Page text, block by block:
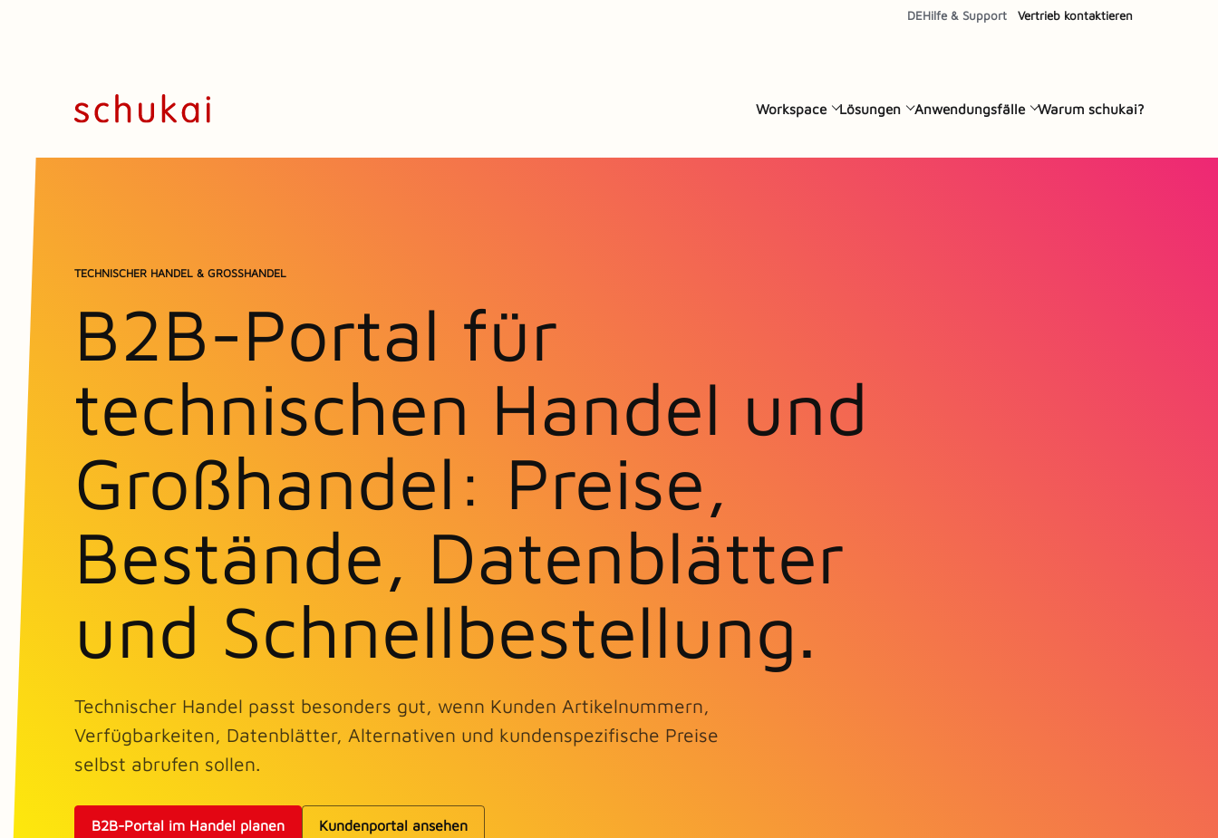
DEHilfe & Support Vertrieb kontaktieren
Workspace Lösungen Anwendungsfälle Warum schukai?
TECHNISCHER HANDEL & GROSSHANDEL
B2B-Portal für
technischen Handel und
Großhandel: Preise,
Bestände, Datenblätter
und Schnellbestellung.
Technischer Handel passt besonders gut, wenn Kunden Artikelnummern,
Verfügbarkeiten, Datenblätter, Alternativen und kundenspezifische Preise
selbst abrufen sollen.
B2B-Portal im Handel planen Kundenportal ansehen